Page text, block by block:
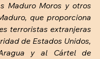
Maduro Moros y otros
que proporciona
terroristas extranjeras
de Estados Unidos,
y al Cártel de